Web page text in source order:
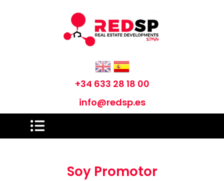
+34 633 28 18 00
info@redsp.es
Soy Promotor